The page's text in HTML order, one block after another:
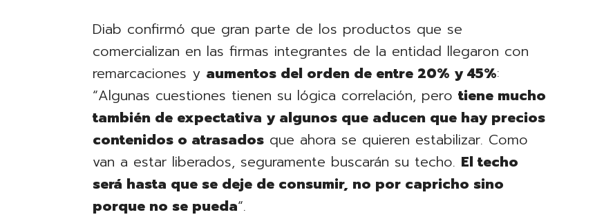
Diab confirmó que gran parte de los productos que se
comercializan en las firmas integrantes de la entidad llegaron con
remarcaciones y aumentos del orden de entre 20% y 45%:
“Algunas cuestiones tienen su lógica correlación, perotiene mucho
también de expectativa y algunos que aducen que hay precios
contenidos o atrasados que ahora se quieren estabilizar. Como
van a estar liberados, seguramente buscarán su techo. El techo
será hasta que se deje de consumir, no por capricho sino
porque no se pueda“.